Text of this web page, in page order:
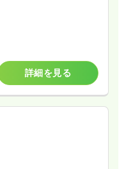
詳細を見る